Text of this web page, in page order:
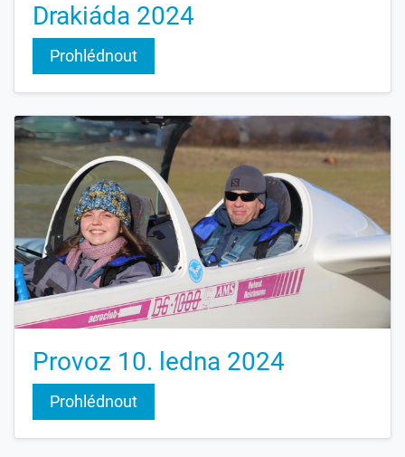
Drakiáda 2024
Prohlédnout
Provoz 10. ledna 2024
Prohlédnout